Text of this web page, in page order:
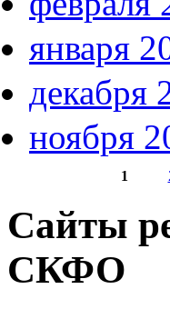
января
декабря
ноября
1
Сайты
СКФО